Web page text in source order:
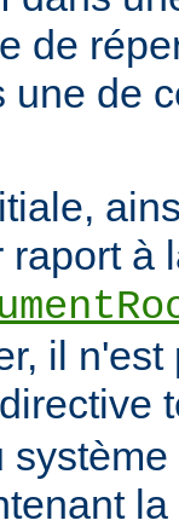
de
une de
raport à
il
la